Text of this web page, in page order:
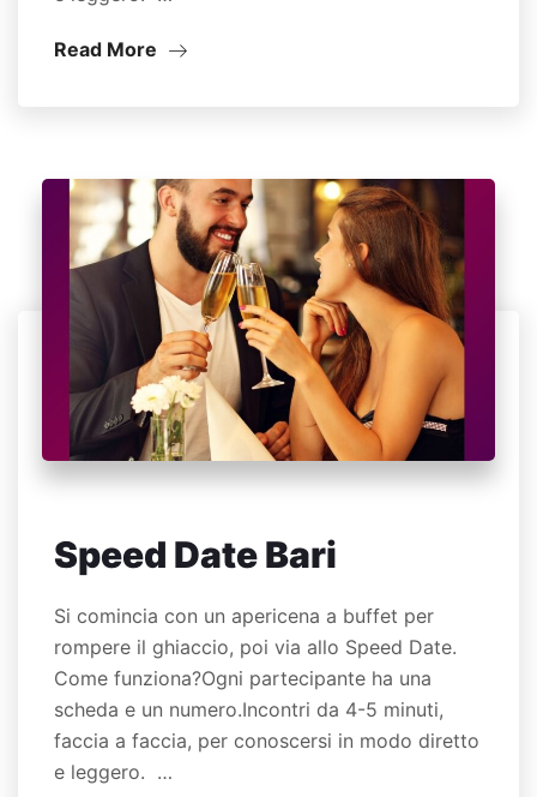
Read More
Speed Date Bari
Si comincia con un apericena a buffet per
rompere il ghiaccio, poi via allo Speed Date.
Come funziona?Ogni partecipante ha una
scheda e un numero.Incontri da 4-5 minuti,
faccia a faccia, per conoscersi in modo diretto
e leggero. …